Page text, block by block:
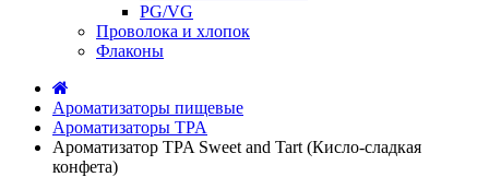
PG/VG
Проволока и хлопок
Флаконы
Ароматизаторы пищевые
Ароматизаторы TPA
Ароматизатор TPA Sweet and Tart (Кисло-сладкая
конфета)